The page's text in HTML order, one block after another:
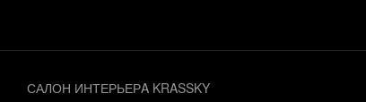
САЛОН ИНТЕРЬЕРA KRASSKY